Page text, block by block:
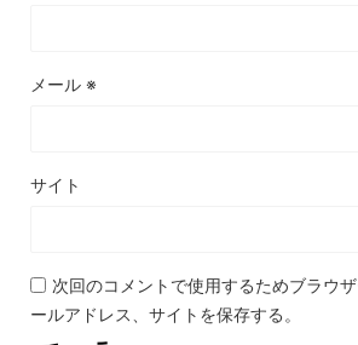
メール ※
サイト
次回のコメントで使用するためブラウ
ールアドレス、サイトを保存する。